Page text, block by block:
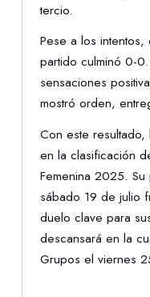
tercio.
Pese a los
partido culminó 0-
sensaciones
mostró orden,
Con este resultado,
en la clasificación
Femenina 2025.
sábado 19 de julio
duelo clave para
descansará en la
Grupos el viernes